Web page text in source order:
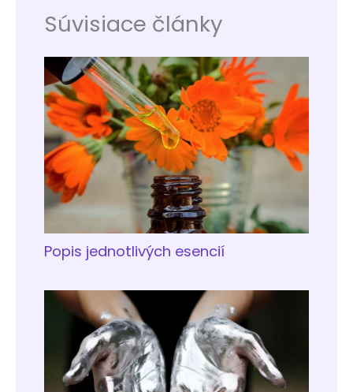
Súvisiace články
Popis jednotlivých esencií